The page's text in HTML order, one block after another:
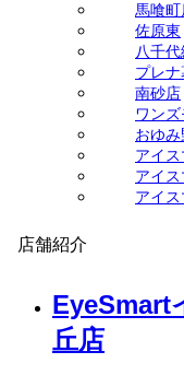
馬喰町
佐原東
八千
プレ
南砂店
ワン
おゆ
アイ
アイ
アイ
店舗紹介
EyeSmart
丘店